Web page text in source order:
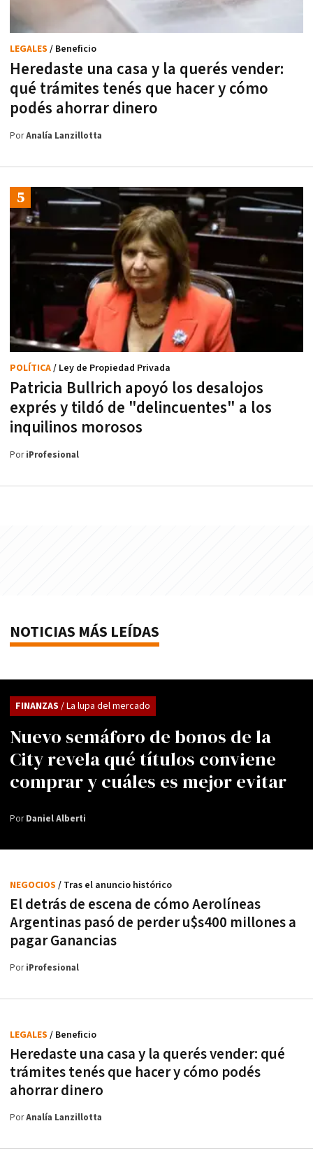
Heredaste una casa y la querés vender:
qué trámites tenés que hacer y cómo
podés ahorrar dinero
LEGALES / Beneficio
PorAnalía Lanzillotta
Patricia Bullrich apoyó los desalojos
exprés y tildó de "delincuentes" a los
inquilinos morosos
POLÍTICA/ Ley de Propiedad Privada
PoriProfesional
NOTICIAS MÁS LEÍDAS
Nuevo semáforo de bonos de la
City revela qué títulos conviene
comprar y cuáles es mejor evitar
FINANZAS / La lupa del mercado
PorDaniel Alberti
El detrás de escena de cómo Aerolíneas
Argentinas pasó de perder u$s400 millones a
pagar Ganancias
NEGOCIOS / Tras el anuncio histórico
PoriProfesional
Heredaste una casa y la querés vender: qué
trámites tenés que hacer y cómo podés
ahorrar dinero
LEGALES / Beneficio
PorAnalía Lanzillotta